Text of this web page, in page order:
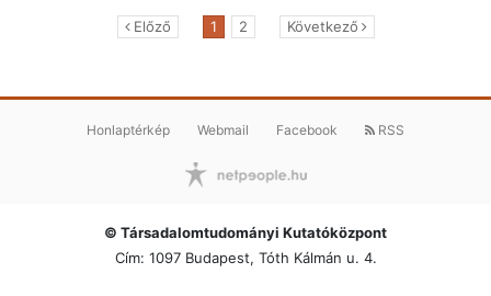
Előző 1 2 Következő
Honlaptérkép Webmail Facebook RSS
© Társadalomtudományi Kutatóközpont
Cím: 1097 Budapest, Tóth Kálmán u. 4.